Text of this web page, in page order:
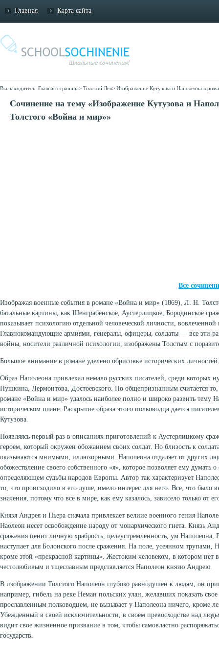
Главная Карта сайта
Вы находитесь: Главная страница> Толстой Лев> Изображение Кутузова и Наполеона в
Сочинение на тему «Изображение Кутузова и
Толстого «Война и мир»»
Все
Изображая военные события в романе «Война и мир» (1869), Л. Н.
батальные картины, как Шенграбенское, Аустерлицкое, Бородинское
показывает психологию отдельной человеческой личности,
Главнокомандующие армиями, генералы, офицеры, солдаты — все эти
войны, носители различной психологии, изображены Толстым с
Большое внимание в романе уделено обрисовке исторических личностей.
Образ Наполеона привлекал немало русских писателей, среди которых
Пушкина, Лермонтова, Достоевского. Но общепризнанным считается
романе «Война и мир» удалось наиболее полно и широко развить тему
историческом плане. Раскрытие образа этого полководца дается
Кутузова.
Появляясь первый раз в описаниях приготовлений к Аустерлицкому
героем, который окружен обожанием своих солдат. Но близость к
оказываются мнимыми, иллюзорными. Наполеона отдаляет от других
обожествление своего собственного «я», которое позволяет ему думать
определяющем судьбы народов Европы. Автор так характеризует
то, что происходило в его душе, имело интерес для него. Все, что было
значения, потому что все в мире, как ему казалось, зависело только от
Князя Андрея и Пьера сначала привлекает велиие военного гения
Наолеон несет освобождение народу от монархического гнета. Князь
сражения ценит личную храбрость, целеустремленность, ум Наполеона,
наступает для Болонского после сражения. На поле, усеянном трупами,
кроме этой «прекрасной картины». Жестоким человеком, в котором
честолюбивым и тщеславным представляется Наполеон князю Андрею.
В изображении Толстого Наполеон глубоко равнодушен к людям, он
например, гибель на реке Неман польских улан, желавших показать
прославленным полководцем, не вызывает у Наполеона ничего, кроме
Убежденный в своей исключительности, в своем превосходстве над
видит свое жизненное призвание в том, чтобы самовластно
государств.